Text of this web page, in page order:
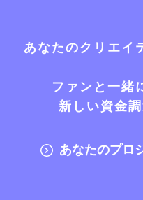
あなたのクリエイ
ファンと一緒
新しい資金
あなたのプロ